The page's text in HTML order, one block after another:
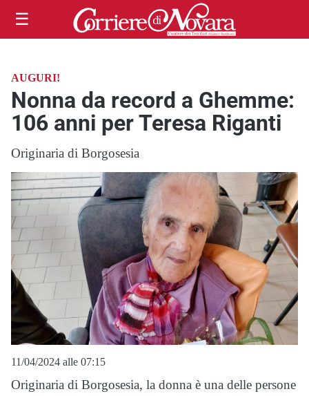
☰
AUGURI!
Nonna da record a Ghemme:
106 anni per Teresa Riganti
Originaria di Borgosesia
11/04/2024 alle 07:15
Originaria di Borgosesia, la donna è una delle persone